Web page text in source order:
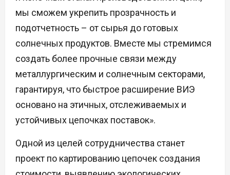
мы сможем укрепить прозрачность и
подотчетность – от сырья до готовых
солнечных продуктов. Вместе мы стремимся
создать более прочные связи между
металлургическим и солнечным секторами,
гарантируя, что быстрое расширение ВИЭ
основано на этичных, отслеживаемых и
устойчивых цепочках поставок».
Одной из целей сотрудничества станет
проект по картированию цепочек создания